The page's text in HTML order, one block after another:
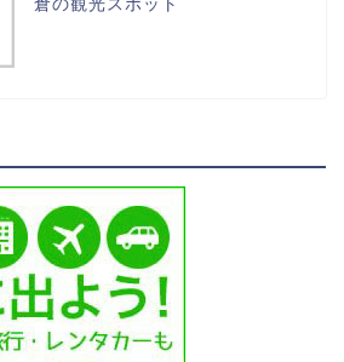
倉の観光スポット